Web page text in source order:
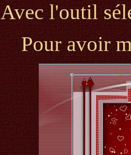
Avec l'outil
Pour avoir